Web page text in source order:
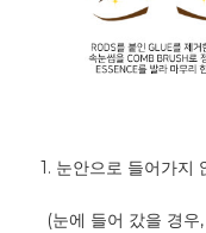
1. 눈안으로 들어가지
(눈에 들어 갔을 경우,